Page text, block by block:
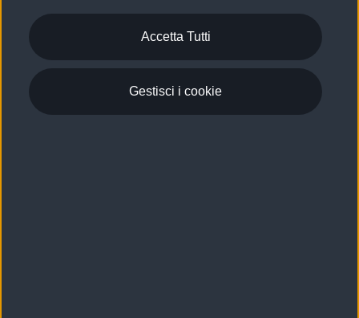
garanzia fino a 4 anni per una maggiore tutela del tuo
acquisto.
Accetta Tutti
Gestisci i cookie